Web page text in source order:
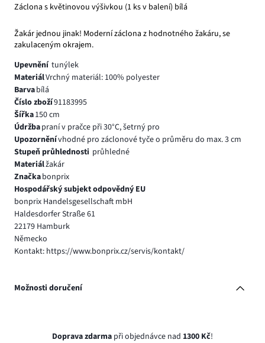
Záclona s květinovou výšivkou (1 ks v balení) bílá
Žakár jednou jinak! Moderní záclona z hodnotného žakáru, se
zakulaceným okrajem.
Upevnění tunýlek
MateriálVrchný materiál: 100% polyester
Barvabílá
Číslo zboží91183995
Šířka150 cm
Údržbapraní v pračce při 30°C, šetrný pro
Upozorněnívhodné pro záclonové tyče o průměru do max. 3 cm
Stupeň průhlednosti průhledné
Materiálžakár
Značkabonprix
Hospodářský subjekt odpovědný EU
bonprix Handelsgesellschaft mbH
Haldesdorfer Straße 61
22179 Hamburk
Německo
Kontakt: https://www.bonprix.cz/servis/kontakt/
Možnosti doručení
Doprava zdarma při objednávce nad 1300 Kč!